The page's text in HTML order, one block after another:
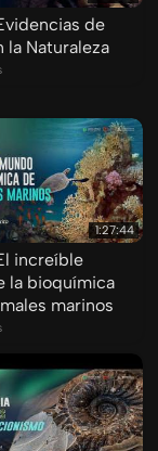
de
la Naturaleza
1:27:44
increíble
la bioquímica
marinos